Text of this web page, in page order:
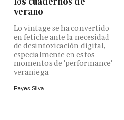
verano
Lo vintage se ha convertido
en fetiche ante la necesidad
de desintoxicación digital,
especialmente en estos
momentos de 'performance'
veraniega
Reyes Silva